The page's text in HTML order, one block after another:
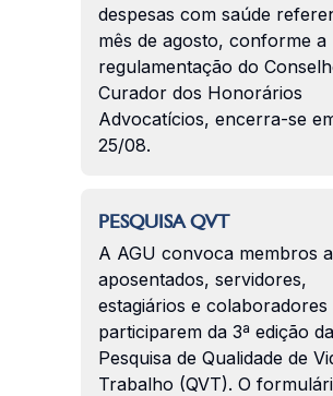
despesas com saúde
mês de agosto, conforme a
regulamentação do
Curador dos Honorários
Advocatícios, encerra-se
25/08.
PESQUISA QVT
A AGU convoca membros
aposentados, servidores,
estagiários e colaboradores
participarem da 3ª edição da
Pesquisa de Qualidade de
Trabalho (QVT). O